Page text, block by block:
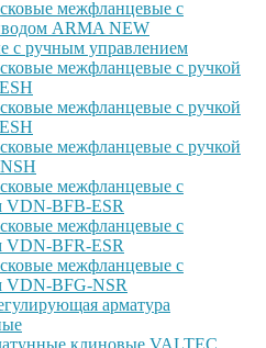
межфланцевые с
ARMA NEW
с ручным управлением
межфланцевые с ручкой
межфланцевые с ручкой
межфланцевые с ручкой
межфланцевые с
VDN-BFB-ESR
межфланцевые с
VDN-BFR-ESR
межфланцевые с
VDN-BFG-NSR
арматура
клиновые VALTEC